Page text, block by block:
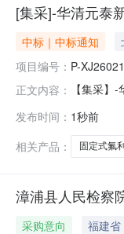
[集采]-华清元泰
中标｜中标通知
项目编号： P-
正文内容：
【集采】
发布时间： 1秒前
相关产品：
固定式氟
漳浦县人民检察
采购意向 福建